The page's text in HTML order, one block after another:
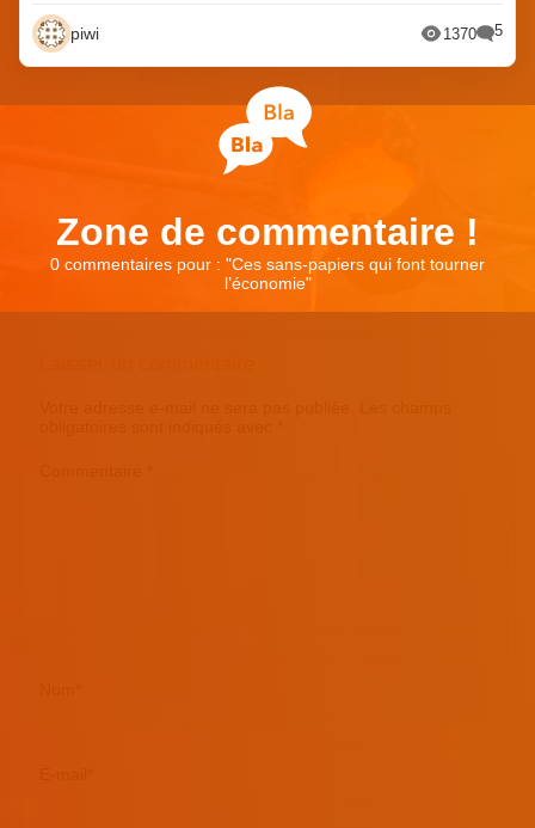
piwi 1370 5
Zone de commentaire !
0 commentaires pour : "Ces sans-papiers qui font tourner
l’économie"